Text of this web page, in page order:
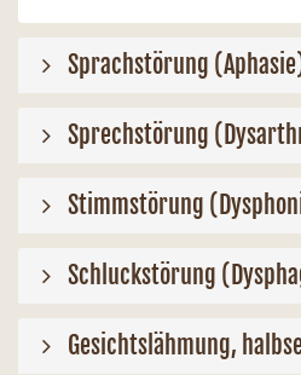
Sprachstörung
Sprechstörung
Stimmstörung
Schluckstörung
Gesichtslähmung,